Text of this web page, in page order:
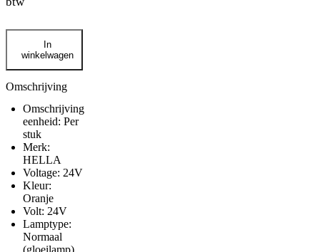
Hella
halogeen
zwaailamp
KL
600/700
oranje
aantal
In
winkelwagen
Omschrijving
Omschrijving
eenheid: Per
stuk
Merk:
HELLA
Voltage: 24V
Kleur:
Oranje
Volt: 24V
Lamptype:
Normaal
(gloeilamp)